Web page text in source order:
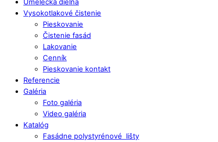
Vysokotlakové čistenie
Pieskovanie
Čistenie fasád
Lakovanie
Cenník
Pieskovanie kontakt
Referencie
Galéria
Foto galéria
Video galéria
Katalóg
Fasádne polystyrénové lišty